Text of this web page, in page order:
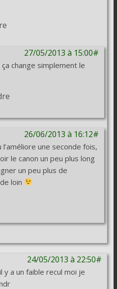
27/05/2013 à 15:00#
ça change simplement le
26/06/2013 à 16:12#
une seconde fois,
le canon un peu plus long
un peu plus de
loin
24/05/2013 à 22:50#
y a un faible recul moi je